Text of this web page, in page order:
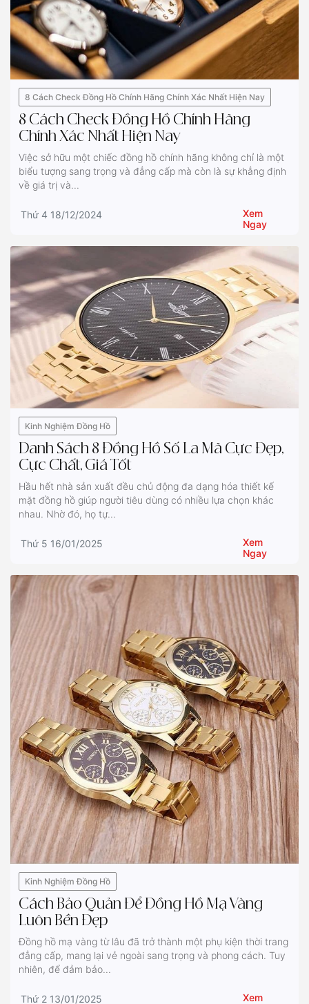
8 Cách Check Đồng Hồ Chính Hãng Chính Xác Nhất Hiện Nay
8 Cách Check Đồng Hồ Chính Hãng
Chính Xác Nhất Hiện Nay
Việc sở hữu một chiếc đồng hồ chính hãng không chỉ là một
biểu tượng sang trọng và đẳng cấp mà còn là sự khẳng định
về giá trị và...
Thứ 4 18/12/2024
Xem
Ngay
Kinh Nghiệm Đồng Hồ
Danh Sách 8 Đồng Hồ Số La Mã Cực Đẹp,
Cực Chất, Giá Tốt
Hầu hết nhà sản xuất đều chủ động đa dạng hóa thiết kế
mặt đồng hồ giúp người tiêu dùng có nhiều lựa chọn khác
nhau. Nhờ đó, họ tự...
Thứ 5 16/01/2025
Xem
Ngay
Kinh Nghiệm Đồng Hồ
Cách Bảo Quản Để Đồng Hồ Mạ Vàng
Luôn Bền Đẹp
Đồng hồ mạ vàng từ lâu đã trở thành một phụ kiện thời trang
đẳng cấp, mang lại vẻ ngoài sang trọng và phong cách. Tuy
nhiên, để đảm bảo...
Thứ 2 13/01/2025
Xem